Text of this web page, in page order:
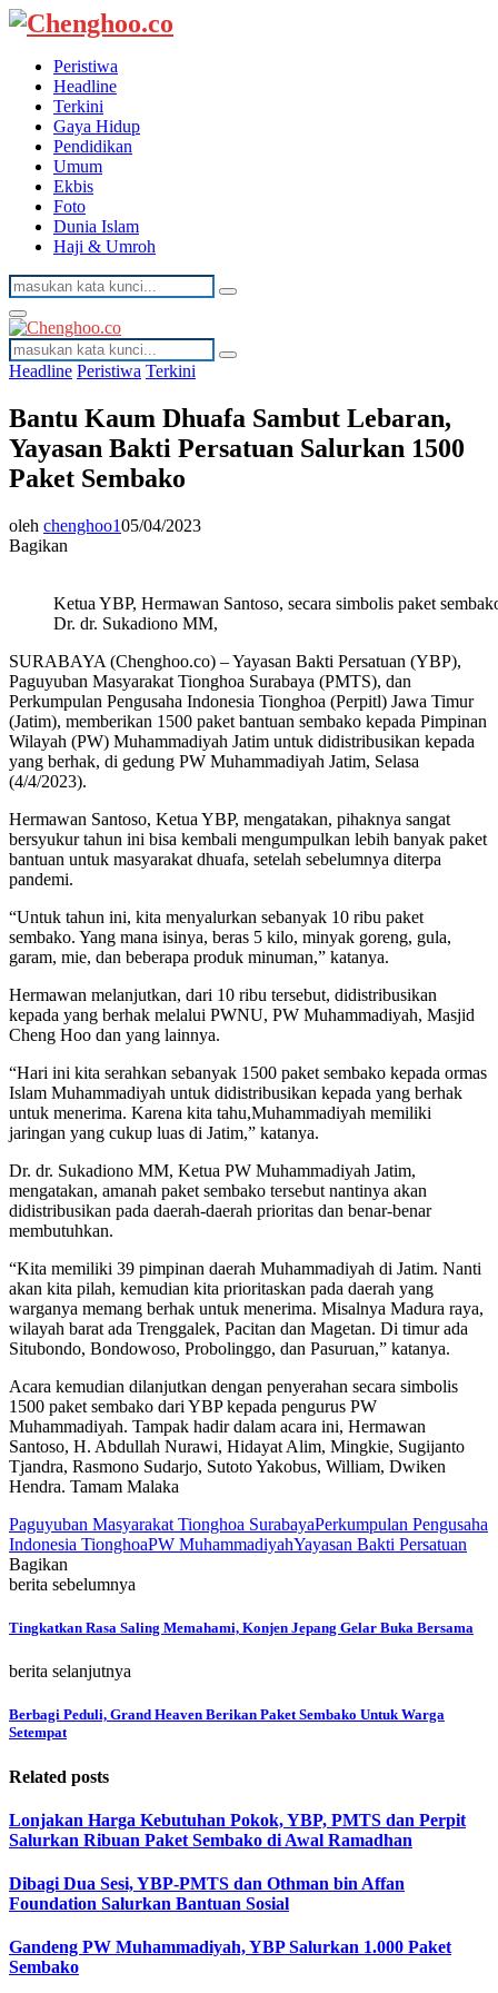
Peristiwa
Headline
Terkini
Gaya Hidup
Pendidikan
Umum
Ekbis
Foto
Dunia Islam
Haji & Umroh
Search
for:
Search
Facebook
Twitter
Youtube
Primary
Menu
Search
for:
Search
Headline Peristiwa Terkini
Bantu Kaum Dhuafa Sambut Lebaran,
Yayasan Bakti Persatuan Salurkan 1500
Paket Sembako
oleh chenghoo105/04/2023
Bagikan
Ketua YBP, Hermawan Santoso, secara simbolis paket
Dr. dr. Sukadiono MM,
SURABAYA (Chenghoo.co) – Yayasan Bakti Persatuan (YBP),
Paguyuban Masyarakat Tionghoa Surabaya (PMTS), dan
Perkumpulan Pengusaha Indonesia Tionghoa (Perpitl) Jawa Timur
(Jatim), memberikan 1500 paket bantuan sembako kepada Pimpinan
Wilayah (PW) Muhammadiyah Jatim untuk didistribusikan kepada
yang berhak, di gedung PW Muhammadiyah Jatim, Selasa
(4/4/2023).
Hermawan Santoso, Ketua YBP, mengatakan, pihaknya sangat
bersyukur tahun ini bisa kembali mengumpulkan lebih banyak paket
bantuan untuk masyarakat dhuafa, setelah sebelumnya diterpa
pandemi.
“Untuk tahun ini, kita menyalurkan sebanyak 10 ribu paket
sembako. Yang mana isinya, beras 5 kilo, minyak goreng, gula,
garam, mie, dan beberapa produk minuman,” katanya.
Hermawan melanjutkan, dari 10 ribu tersebut, didistribusikan
kepada yang berhak melalui PWNU, PW Muhammadiyah, Masjid
Cheng Hoo dan yang lainnya.
“Hari ini kita serahkan sebanyak 1500 paket sembako kepada ormas
Islam Muhammadiyah untuk didistribusikan kepada yang berhak
untuk menerima. Karena kita tahu,Muhammadiyah memiliki
jaringan yang cukup luas di Jatim,” katanya.
Dr. dr. Sukadiono MM, Ketua PW Muhammadiyah Jatim,
mengatakan, amanah paket sembako tersebut nantinya akan
didistribusikan pada daerah-daerah prioritas dan benar-benar
membutuhkan.
“Kita memiliki 39 pimpinan daerah Muhammadiyah di Jatim. Nanti
akan kita pilah, kemudian kita prioritaskan pada daerah yang
warganya memang berhak untuk menerima. Misalnya Madura raya,
wilayah barat ada Trenggalek, Pacitan dan Magetan. Di timur ada
Situbondo, Bondowoso, Probolinggo, dan Pasuruan,” katanya.
Acara kemudian dilanjutkan dengan penyerahan secara simbolis
1500 paket sembako dari YBP kepada pengurus PW
Muhammadiyah. Tampak hadir dalam acara ini, Hermawan
Santoso, H. Abdullah Nurawi, Hidayat Alim, Mingkie, Sugijanto
Tjandra, Rasmono Sudarjo, Sutoto Yakobus, William, Dwiken
Hendra. Tamam Malaka
Paguyuban Masyarakat Tionghoa SurabayaPerkumpulan Pengusaha
Indonesia TionghoaPW MuhammadiyahYayasan Bakti Persatuan
Bagikan
berita sebelumnya
Tingkatkan Rasa Saling Memahami, Konjen Jepang Gelar Buka Bersama
berita selanjutnya
Berbagi Peduli, Grand Heaven Berikan Paket Sembako Untuk Warga
Setempat
Related posts
Lonjakan Harga Kebutuhan Pokok, YBP, PMTS dan Perpit
Salurkan Ribuan Paket Sembako di Awal Ramadhan
Dibagi Dua Sesi, YBP-PMTS dan Othman bin Affan
Foundation Salurkan Bantuan Sosial
Gandeng PW Muhammadiyah, YBP Salurkan 1.000 Paket
Sembako